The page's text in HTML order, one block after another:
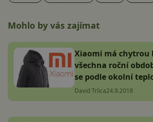
Mohlo by vás zajímat
Xiaomi má chytrou
všechna roční
se podle okolní
David Trlica24.9.2018